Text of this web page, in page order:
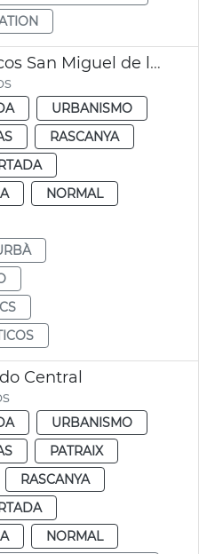
Itinerarios paisajísticos San Miguel de los Reyes
URBANISMO
RASCANYA
NORMAL
Central
URBANISMO
PATRAIX
RASCANYA
NORMAL